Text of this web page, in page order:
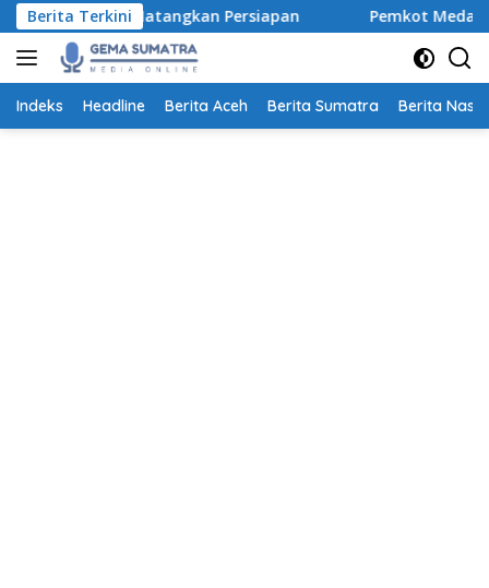
Langsung
ke
konten
Berita Terkini
Persiapan Pemkot Medan Dorong Ayah
Indeks Headline Berita Aceh Berita Sumatra Berita